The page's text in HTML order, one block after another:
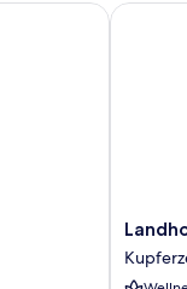
Beck